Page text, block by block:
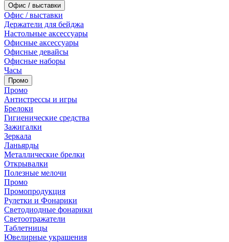
Офис / выставки
Офис / выставки
Держатели для бейджа
Настольные аксессуары
Офисные аксессуары
Офисные девайсы
Офисные наборы
Часы
Промо
Промо
Антистрессы и игры
Брелоки
Гигиенические средства
Зажигалки
Зеркала
Ланьярды
Металлические брелки
Открывалки
Полезные мелочи
Промо
Промопродукция
Рулетки и Фонарики
Светодиодные фонарики
Светоотражатели
Таблетницы
Ювелирные украшения